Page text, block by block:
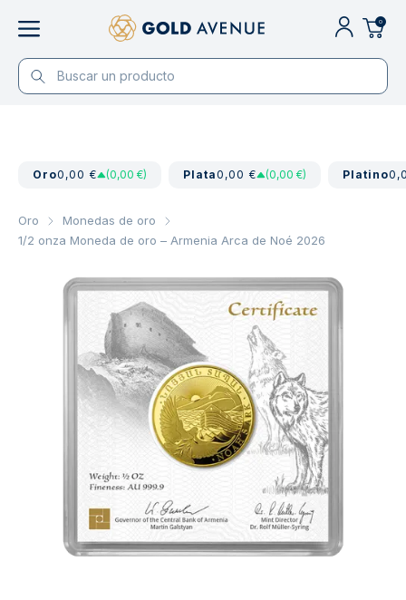
0
Oro0,00 € (0,00 €) Plata0,00 € (0,00 €) Platino
Oro
Monedas de oro
1/2 onza Moneda de oro – Armenia Arca de Noé 2026